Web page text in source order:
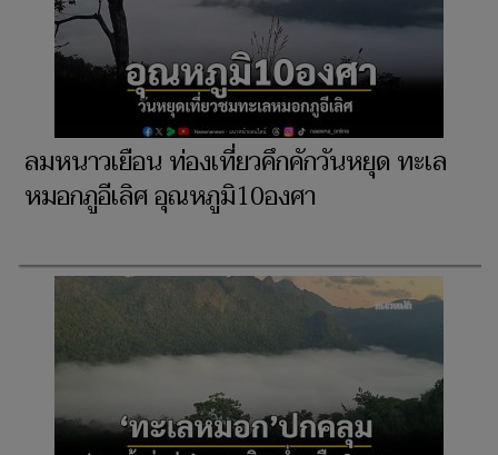
ลมหนาวเยือน ท่องเที่ยวคึกคักวันหยุด ทะเล
หมอกภูอีเลิศ อุณหภูมิ10องศา